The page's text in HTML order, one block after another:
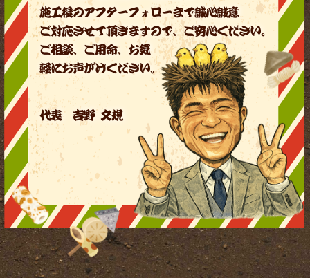
施工後のアフターフォローまで誠心誠意
ご対応させて頂きますので、ご安心ください。
ご相談、ご用命、お気
軽にお声がけください。
代表 吉野 文規